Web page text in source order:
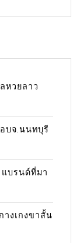
หวยลาว
บจ.นนทบุรี
บรนด์ที่มา
งเกงขาสั้น